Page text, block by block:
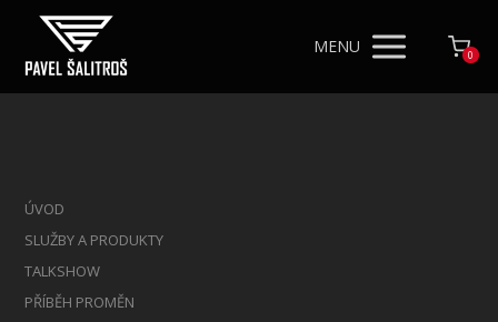
MENU 0
ÚVOD
SLUŽBY A PRODUKTY
TALKSHOW
PŘÍBĚH PROMĚN